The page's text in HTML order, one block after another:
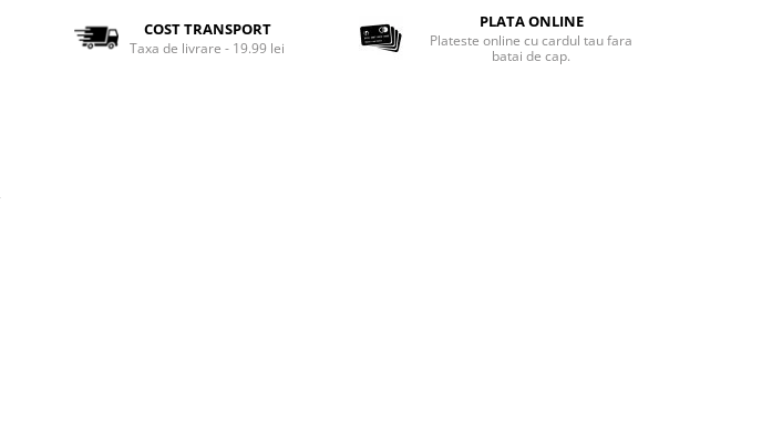
COST TRANSPORT
Taxa de livrare - 19.99 lei
PLATA ONLINE
Plateste online cu cardul tau fara
batai de cap.